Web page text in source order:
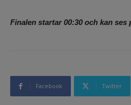
Finalen startar 00:30 och kan ses
Facebook Twitter